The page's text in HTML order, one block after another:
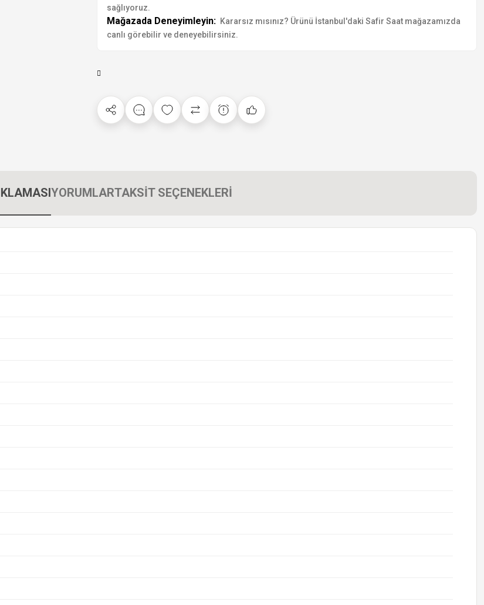
sağlıyoruz.
Mağazada Deneyimleyin: Kararsız mısınız? Ürünü İstanbul'daki Safir Saat mağazamızda
canlı görebilir ve deneyebilirsiniz.
YORUMLARTAKSİT SEÇENEKLERİ